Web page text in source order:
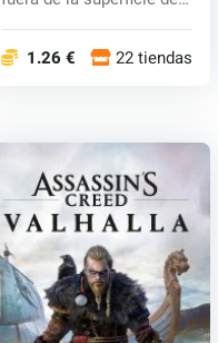
1.26 € 22 tiendas